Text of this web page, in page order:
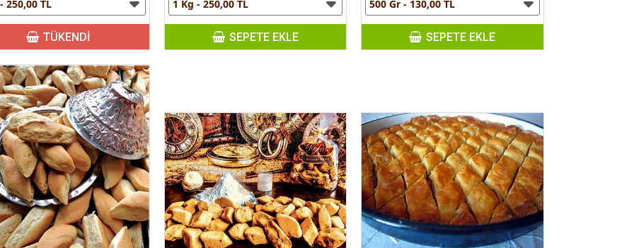
TÜKENDİ SEPETE EKLE SEPETE EKLE